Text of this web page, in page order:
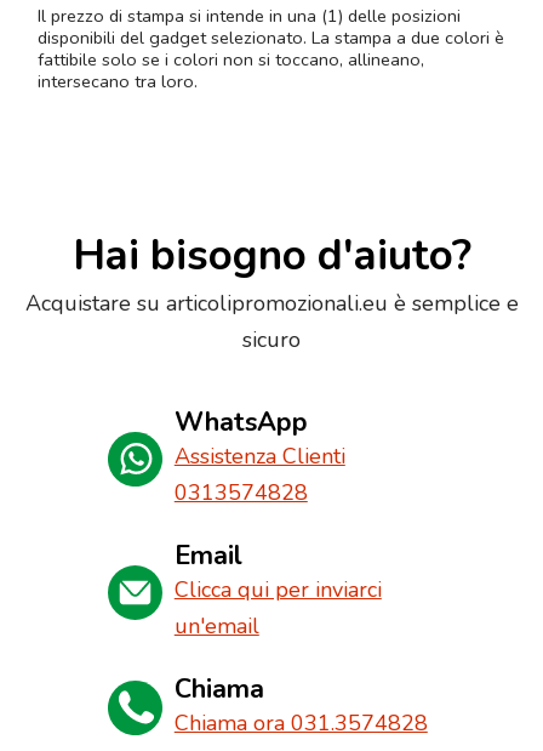
Il prezzo di stampa si intende in una (1) delle posizioni
disponibili del gadget selezionato. La stampa a due colori è
fattibile solo se i colori non si toccano, allineano,
intersecano tra loro.
Hai bisogno d'aiuto?
Acquistare su articolipromozionali.eu è semplice e
sicuro
WhatsApp
Assistenza Clienti
0313574828
Email
Clicca qui per inviarci
un'email
Chiama
Chiama ora 031.3574828